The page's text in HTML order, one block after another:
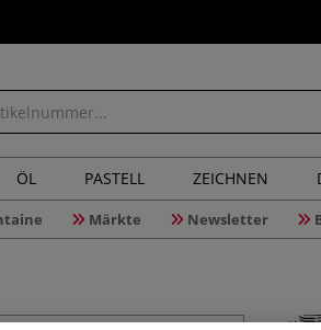
ÖL PASTELL ZEICHNEN
Märkte Newsletter